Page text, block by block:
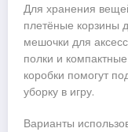
Для хранения
плетёные корзины
мешочки для
полки и
коробки помогут
уборку в игру.
Варианты